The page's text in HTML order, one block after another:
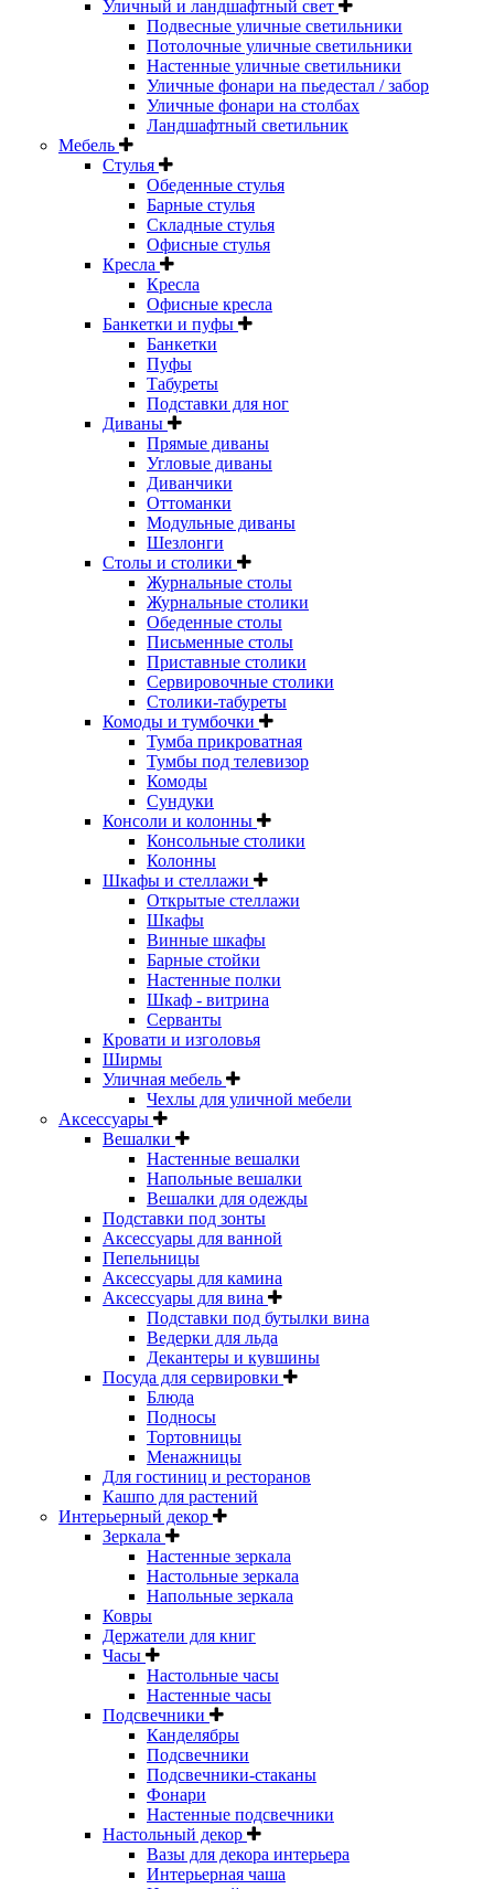
Уличный и ландшафтный свет
Подвесные уличные светильники
Потолочные уличные светильники
Настенные уличные светильники
Уличные фонари на пьедестал / забор
Уличные фонари на столбах
Ландшафтный светильник
Мебель
Стулья
Обеденные стулья
Барные стулья
Складные стулья
Офисные стулья
Кресла
Кресла
Офисные кресла
Банкетки и пуфы
Банкетки
Пуфы
Табуреты
Подставки для ног
Диваны
Прямые диваны
Угловые диваны
Диванчики
Оттоманки
Модульные диваны
Шезлонги
Столы и столики
Журнальные столы
Журнальные столики
Обеденные столы
Письменные столы
Приставные столики
Сервировочные столики
Столики-табуреты
Комоды и тумбочки
Тумба прикроватная
Тумбы под телевизор
Комоды
Сундуки
Консоли и колонны
Консольные столики
Колонны
Шкафы и стеллажи
Открытые стеллажи
Шкафы
Винные шкафы
Барные стойки
Настенные полки
Шкаф - витрина
Серванты
Кровати и изголовья
Ширмы
Уличная мебель
Чехлы для уличной мебели
Аксессуары
Вешалки
Настенные вешалки
Напольные вешалки
Вешалки для одежды
Подставки под зонты
Аксессуары для ванной
Пепельницы
Аксессуары для камина
Аксессуары для вина
Подставки под бутылки вина
Ведерки для льда
Декантеры и кувшины
Посуда для сервировки
Блюда
Подносы
Тортовницы
Менажницы
Для гостиниц и ресторанов
Кашпо для растений
Интерьерный декор
Зеркала
Настенные зеркала
Настольные зеркала
Напольные зеркала
Ковры
Держатели для книг
Часы
Настольные часы
Настенные часы
Подсвечники
Канделябры
Подсвечники
Подсвечники-стаканы
Фонари
Настенные подсвечники
Настольный декор
Вазы для декора интерьера
Интерьерная чаша